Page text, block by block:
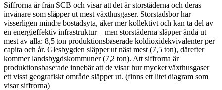
Siffrorna är från SCB och visar att det är storstäderna och deras
invånare som släpper ut mest växthusgaser. Storstadsbor har
visserligen mindre bostadsyta, åker mer kollektivt och kan ta del av
en energieffektiv infrastruktur – men storstäderna släpper ändå ut
mest av alla: 8,5 ton produktionsbaserade koldioxidekvivalenter per
capita och år. Glesbygden släpper ut näst mest (7,5 ton), därefter
kommer landsbygdskommuner (7,2 ton). Att siffrorna är
produktionsbaserade innebär att de visar hur mycket växthusgaser
ett visst geografiskt område släpper ut. (finns ett litet diagram som
visar siffrorna)